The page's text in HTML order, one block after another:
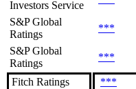
Investors Service
S&P Global
Ratings
***
S&P Global
Ratings
***
Fitch Ratings ***